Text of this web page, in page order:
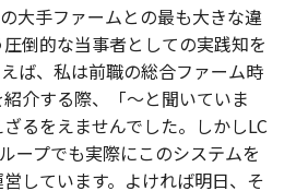
大手ファームとの最も大きな違
倒的な当事者としての実践知を
ば、私は前職の総合ファーム時
介する際、「〜と聞いていま
るをえませんでした。しかしLC
ープでも実際にこのシステムを
しています。よければ明日、そ